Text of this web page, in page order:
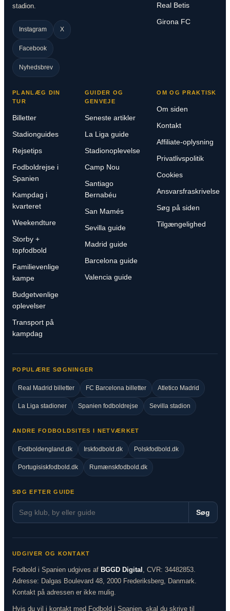
stadion.
Instagram X
Facebook
Nyhedsbrev
Real Betis
Girona FC
PLANLÆG DIN
TUR
Billetter
Stadionguides
Rejsetips
Fodboldrejse i
Spanien
Kampdag i
kvarteret
Weekendture
Storby +
topfodbold
Familievenlige
kampe
Budgetvenlige
oplevelser
Transport på
kampdag
GUIDER OG
GENVEJE
Seneste artikler
La Liga guide
Stadionoplevelse
Camp Nou
Santiago
Bernabéu
San Mamés
Sevilla guide
Madrid guide
Barcelona guide
Valencia guide
OM OG PRAKTISK
Om siden
Kontakt
Affiliate-oplysning
Privatlivspolitik
Cookies
Ansvarsfraskrivelse
Søg på siden
Tilgængelighed
POPULÆRE SØGNINGER
Real Madrid billetter FC Barcelona billetter Atletico Madrid
La Liga stadioner Spanien fodboldrejse Sevilla stadion
ANDRE FODBOLDSITES I NETVÆRKET
Fodboldengland.dk Irskfodbold.dk Polskfodbold.dk
Portugisiskfodbold.dk Rumænskfodbold.dk
SØG EFTER GUIDE
Søg
UDGIVER OG KONTAKT
Fodbold i Spanien udgives af BGGD Digital , CVR: 34482853.
Adresse: Dalgas Boulevard 48, 2000 Frederiksberg, Danmark.
Kontakt på adressen er ikke mulig.
Hvis du vil i kontakt med Fodbold i Spanien, skal du skrive til